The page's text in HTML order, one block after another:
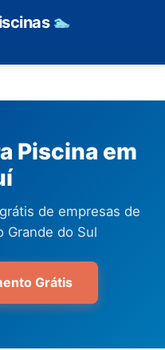
🏊
Piscina em
de empresas de
Grande do Sul
Grátis